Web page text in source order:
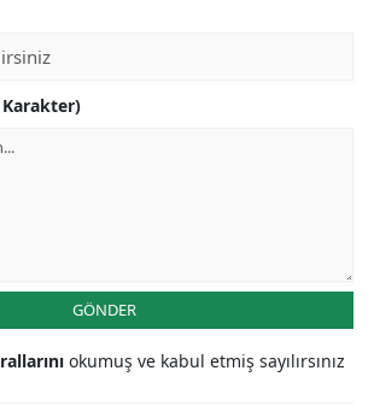
Karakter)
GÖNDER
okumuş ve kabul etmiş sayılırsınız